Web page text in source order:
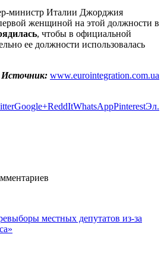
министр Италии Джорджия
женщиной на этой должности в
, чтобы в официальной
ее должности использовалась
Источник: www.eurointegration.com.ua
Google+ReddItWhatsAppPinterestЭл.
местных депутатов из-за